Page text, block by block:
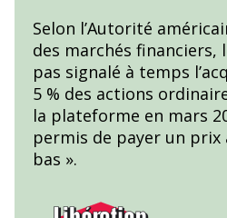
Selon l’Autorité
des marchés financiers,
pas signalé à temps
5 % des actions
la plateforme en mars
permis de payer un
bas ».